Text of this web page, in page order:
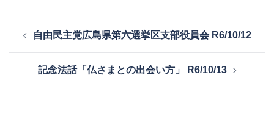
自由民主党広島県第六選挙区支部役員会 R6/10/12
記念法話「仏さまとの出会い方」 R6/10/13